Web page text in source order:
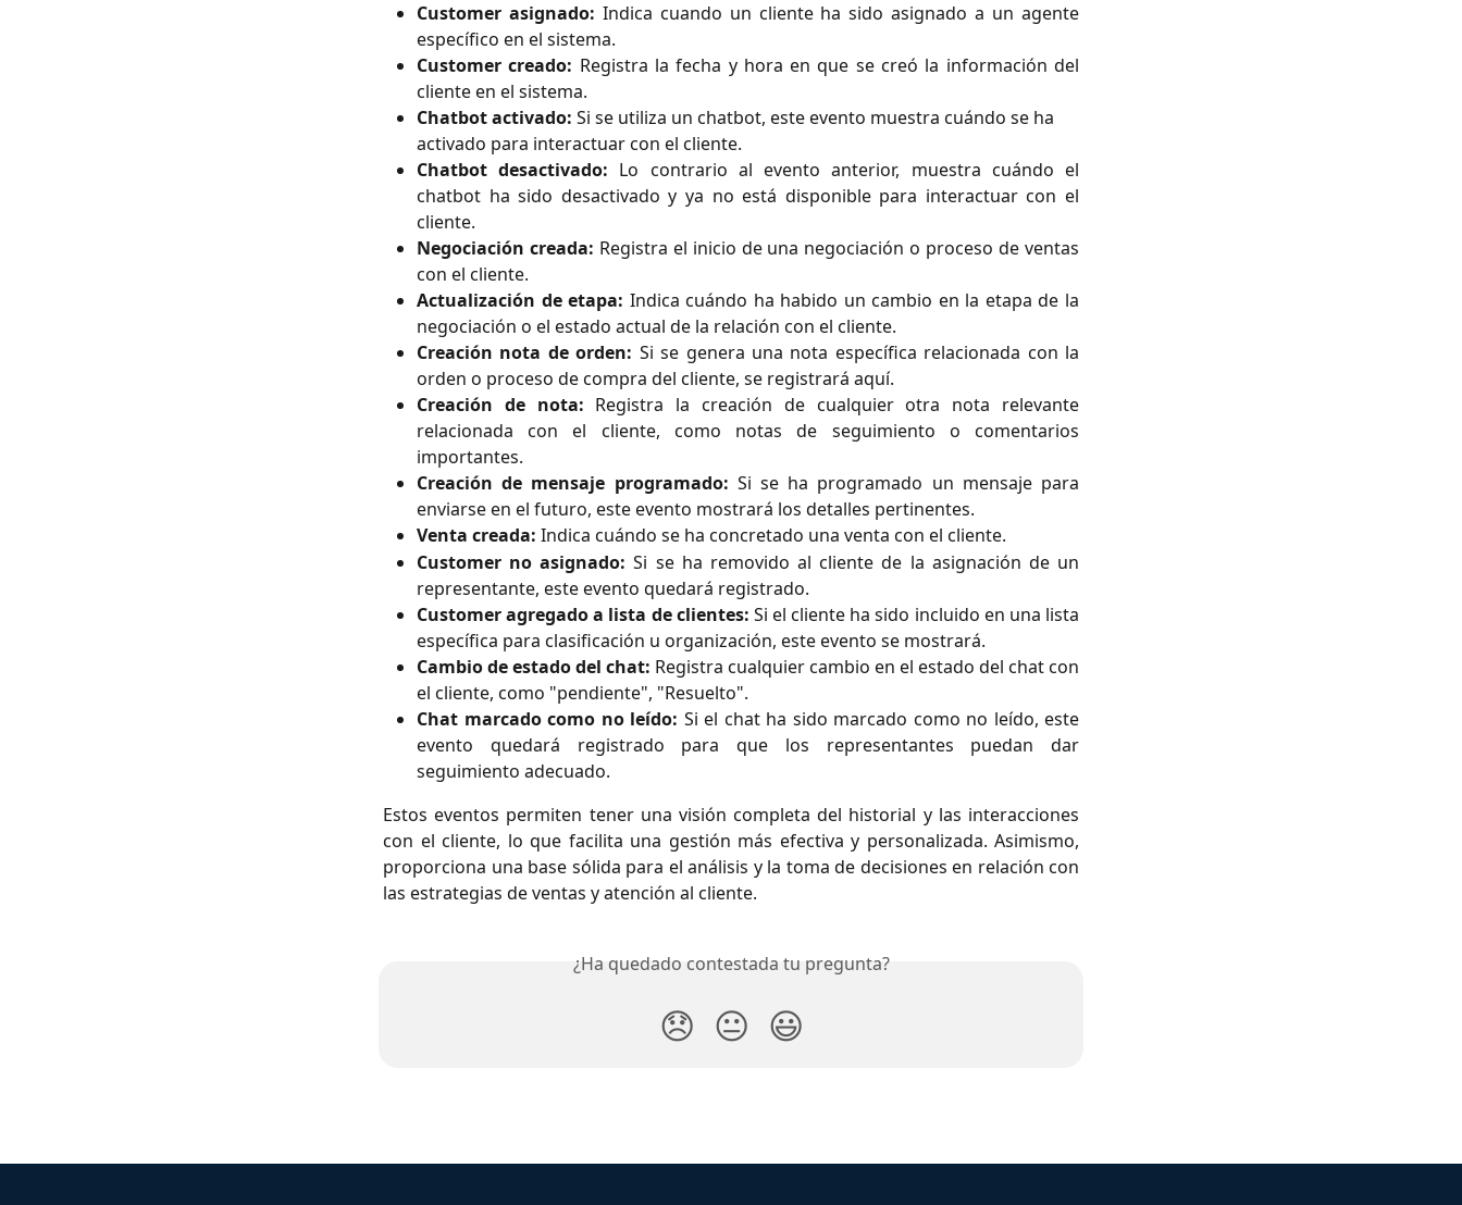
Customer asignado: Indica cuando un cliente ha sido asignado a un agente
específico en el sistema.
Customer creado: Registra la fecha y hora en que se creó la información del
cliente en el sistema.
Chatbot activado: Si se utiliza un chatbot, este evento muestra cuándo se ha
activado para interactuar con el cliente.
Chatbot desactivado: Lo contrario al evento anterior, muestra cuándo el
chatbot ha sido desactivado y ya no está disponible para interactuar con el
cliente.
Negociación creada: Registra el inicio de una negociación o proceso de ventas
con el cliente.
Actualización de etapa: Indica cuándo ha habido un cambio en la etapa de la
negociación o el estado actual de la relación con el cliente.
Creación nota de orden: Si se genera una nota específica relacionada con la
orden o proceso de compra del cliente, se registrará aquí.
Creación de nota: Registra la creación de cualquier otra nota relevante
relacionada con el cliente, como notas de seguimiento o comentarios
importantes.
Creación de mensaje programado: Si se ha programado un mensaje para
enviarse en el futuro, este evento mostrará los detalles pertinentes.
Venta creada: Indica cuándo se ha concretado una venta con el cliente.
Customer no asignado: Si se ha removido al cliente de la asignación de un
representante, este evento quedará registrado.
Customer agregado a lista de clientes: Si el cliente ha sido incluido en una lista
específica para clasificación u organización, este evento se mostrará.
Cambio de estado del chat: Registra cualquier cambio en el estado del chat con
el cliente, como "pendiente", "Resuelto".
Chat marcado como no leído: Si el chat ha sido marcado como no leído, este
evento quedará registrado para que los representantes puedan dar
seguimiento adecuado.
Estos eventos permiten tener una visión completa del historial y las interacciones
con el cliente, lo que facilita una gestión más efectiva y personalizada. Asimismo,
proporciona una base sólida para el análisis y la toma de decisiones en relación con
las estrategias de ventas y atención al cliente.
¿Ha quedado contestada tu pregunta?
😞 😐 😃